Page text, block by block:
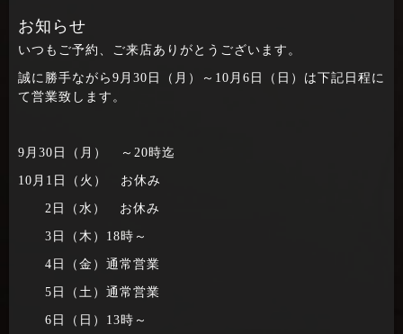
お知らせ
いつもご予約、ご来店ありがとうございます。
誠に勝手ながら9月30日（月）～10月6日（日）は下記日程に
て営業致します。
9月30日（月） ～20時迄
10月1日（火） お休み
2日（水） お休み
3日（木）18時～
4日（金）通常営業
5日（土）通常営業
6日（日）13時～